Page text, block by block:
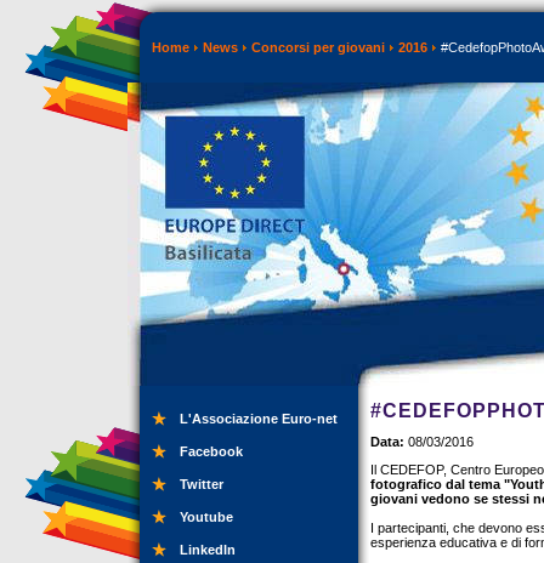
Home News Concorsi per giovani 2016
L'Associazione Euro-net
Facebook
Twitter
Youtube
LinkedIn
Data: 08/03/2016
Il CEDEFOP, Centro
fotografico dal tema
giovani vedono se stessi
I partecipanti, che devono
esperienza educativa e di